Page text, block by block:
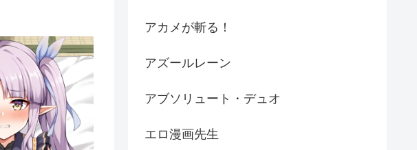
アカメが斬る！
アズールレーン
アブソリュート・デュオ
エロ漫画先生